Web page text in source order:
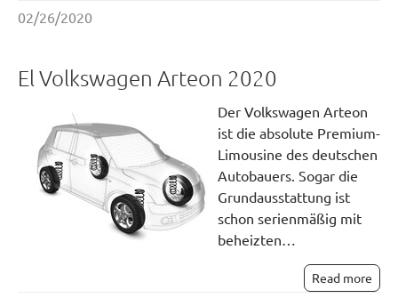
02/26/2020
El Volkswagen Arteon 2020
Der Volkswagen Arteon
ist die absolute Premium-
Limousine des deutschen
Autobauers. Sogar die
Grundausstattung ist
schon serienmäßig mit
beheizten…
Read more